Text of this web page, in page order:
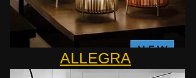
ALLEGRA